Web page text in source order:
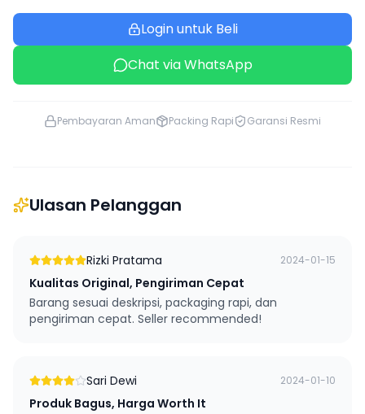
Login untuk Beli
Chat via WhatsApp
Pembayaran Aman Packing Rapi Garansi Resmi
Ulasan Pelanggan
Rizki Pratama 2024-01-15
Kualitas Original, Pengiriman Cepat
Barang sesuai deskripsi, packaging rapi, dan
pengiriman cepat. Seller recommended!
Sari Dewi 2024-01-10
Produk Bagus, Harga Worth It